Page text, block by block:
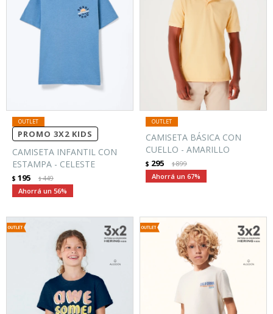
PROMO 3X2 KIDS
CAMISETA INFANTIL CON
ESTAMPA - CELESTE
$ 195 $449
56
CAMISETA BÁSICA CON
CUELLO - AMARILLO
$ 295 $899
67